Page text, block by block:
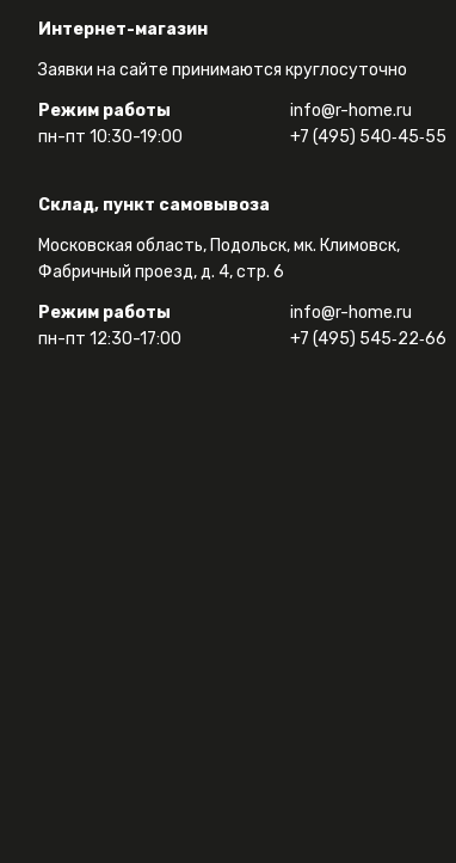
Интернет-магазин
Заявки на сайте принимаются круглосуточно
Режим работы
пн-пт 10:30-19:00
info@r-home.ru
+7 (495) 540‑45‑55
Склад, пункт самовывоза
Московская область, Подольск, мк. Климовск,
Фабричный проезд, д. 4, стр. 6
Режим работы
пн-пт 12:30-17:00
info@r-home.ru
+7 (495) 545‑22‑66